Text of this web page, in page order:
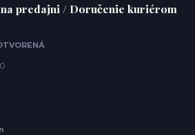
predajni / Doručenie kuriérom